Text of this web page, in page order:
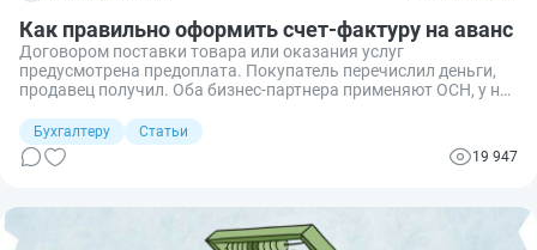
Как правильно оформить счет-фактуру на аванс
Договором поставки товара или оказания услуг
предусмотрена предоплата. Покупатель перечислил деньги,
продавец получил. Оба бизнес-партнера применяют ОСН, у них
особенностях оформления счета-фактуры на аванс.
Бухгалтеру
Статьи
19 947